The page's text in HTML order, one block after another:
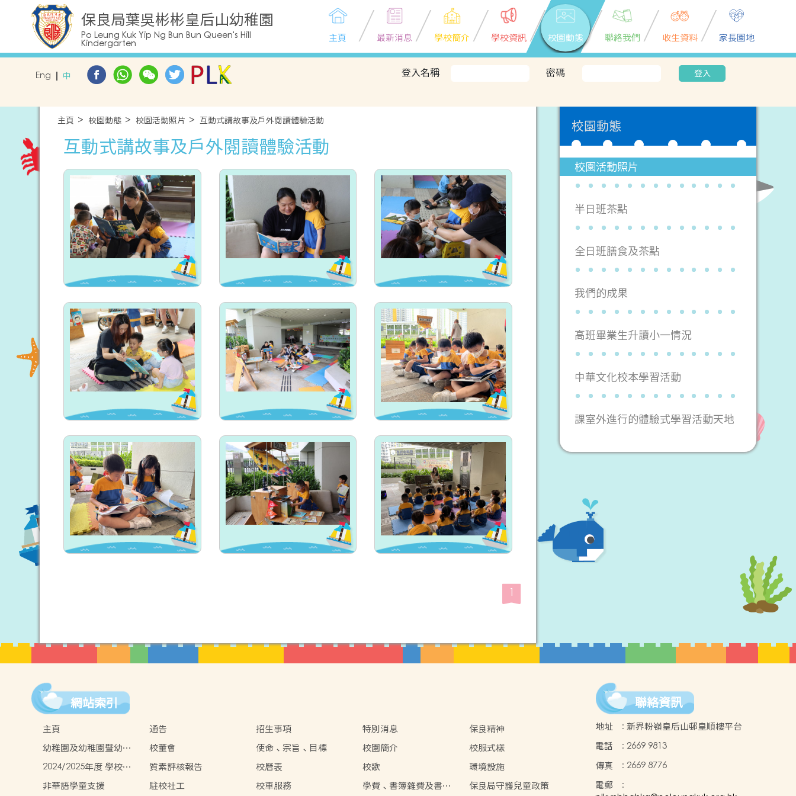
保良局葉吳彬彬皇后山幼稚園
Po Leung Kuk Yip Ng Bun Bun Queen's Hill
Kindergarten 主頁 最新消息 學校簡介 學校資訊 校園動態 聯絡我們 收生資料 家長園地
Eng 中 登入名稱 密碼 登入
主頁 校園動態 校園活動照片 互動式講故事及戶外閱讀體驗活動
互動式講故事及戶外閱讀體驗活動
1
校園動態
校園活動照片
半日班茶點
全日班膳食及茶點
我們的成果
高班畢業生升讀小一情況
中華文化校本學習活動
課室外進行的體驗式學習活動天地
網站索引
主頁 通告 招生事項 特別消息
保良精神
幼稚園及幼稚園暨幼兒
中心概覽
校董會 使命、宗旨、目標 校園簡介
校服式樣
2024/2025年度 學校報
告
質素評核報告 校曆表 校歌
環境設施
非華語學童支援
駐校社工 校車服務
學費、書簿雜費及書包
保良局守護兒童政策
聯絡資訊
地址 : 新界粉嶺皇后山邨皇順樓平台
電話
: 2669 9813
傳真
: 2669 8776
電郵
: